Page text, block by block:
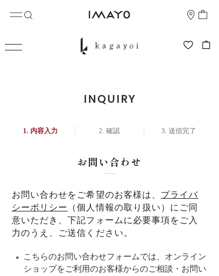
INQUIRY
内容入力 確認 送信完了
お問い合わせ
お問い合わせをご希望のお客様は、 プライバ
シーポリシー
（個人情報の取り扱い）にご同
意いただき、下記フォームに必要事項をご入
力のうえ、ご送信ください。
こちらのお問い合わせフォームでは、オンライン
ショップをご利用のお客様からのご相談・お問い